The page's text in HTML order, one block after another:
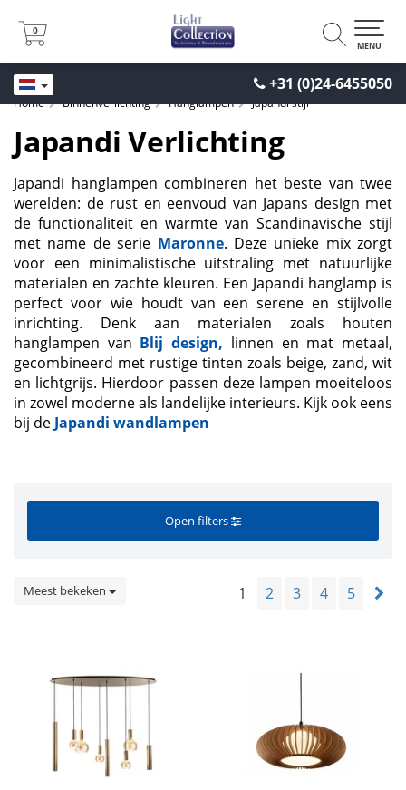
+31 (0)24-6455050
0
0
MENU
Home Binnenverlichting Hanglampen Japandi stijl
Japandi Verlichting
Japandi hanglampen combineren het beste van twee
werelden: de rust en eenvoud van Japans design met
de functionaliteit en warmte van Scandinavische stijl
met name de serie Maronne. Deze unieke mix zorgt
voor een minimalistische uitstraling met natuurlijke
materialen en zachte kleuren. Een Japandi hanglamp is
perfect voor wie houdt van een serene en stijlvolle
inrichting. Denk aan materialen zoals houten
hanglampen van Blij design, linnen en mat metaal,
gecombineerd met rustige tinten zoals beige, zand, wit
en lichtgrijs. Hierdoor passen deze lampen moeiteloos
in zowel moderne als landelijke interieurs. Kijk ook eens
bij de Japandi wandlampen
Open filters
Meest bekeken 1 2 3 4 5